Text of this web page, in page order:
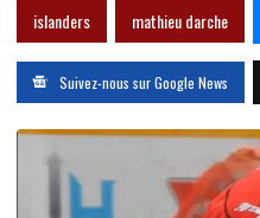
islanders mathieu darche
Suivez-nous sur Google News